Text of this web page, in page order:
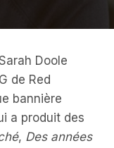
Doole
de Red
bannière
a produit des
, Des années